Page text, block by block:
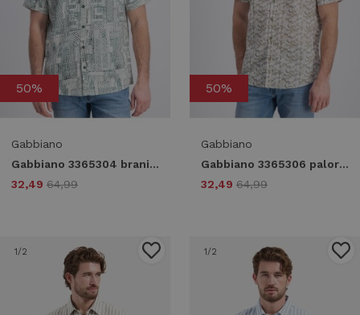
50%
Gabbiano
Gabbiano 3365304 branik Overhemd 5888 lagoon green
32,49 64,99
50%
Gabbiano
Gabbiano 3365306 palor Overhemd 5004 roasted pecan
32,49 64,99
1/2 1/2